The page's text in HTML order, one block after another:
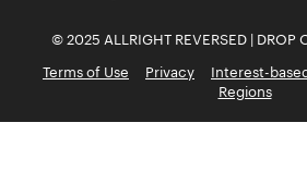
© 2025 ALLRIGHT REVERSED | DROP
Terms of Use
Privacy Interest-
Regions